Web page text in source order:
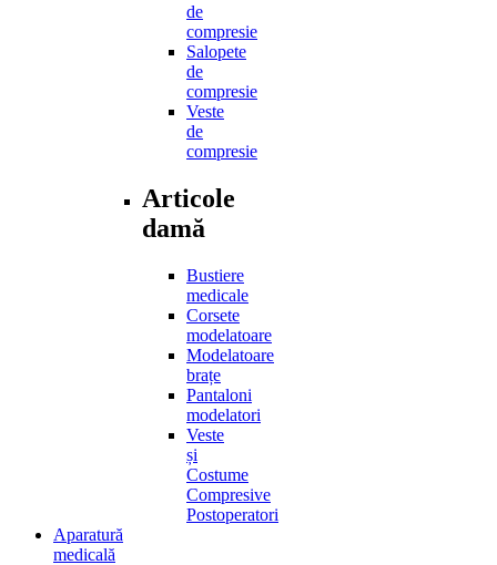
de
compresie
Salopete
de
compresie
Veste
de
compresie
Articole
damă
Bustiere
medicale
Corsete
modelatoare
Modelatoare
brațe
Pantaloni
modelatori
Veste
și
Costume
Compresive
Postoperatori
Aparatură
medicală